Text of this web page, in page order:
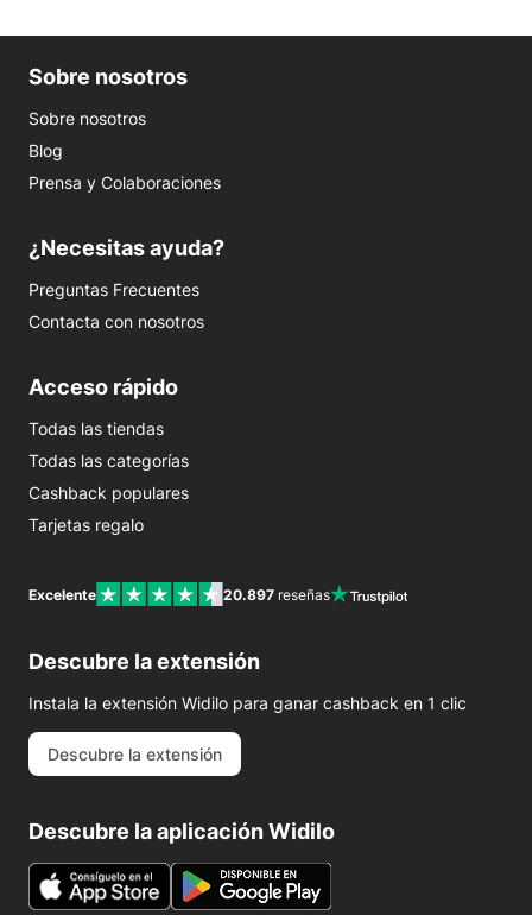
Sobre nosotros
Sobre nosotros
Blog
Prensa y Colaboraciones
¿Necesitas ayuda?
Preguntas Frecuentes
Contacta con nosotros
Acceso rápido
Todas las tiendas
Todas las categorías
Cashback populares
Tarjetas regalo
Excelente 20.897 reseñas
Descubre la extensión
Instala la extensión Widilo para ganar cashback en 1 clic
Descubre la extensión
Descubre la aplicación Widilo